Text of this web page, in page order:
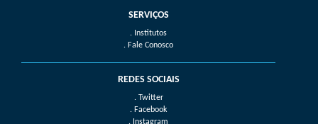
SERVIÇOS
. Institutos
. Fale Conosco
REDES SOCIAIS
. Twitter
. Facebook
. Instagram